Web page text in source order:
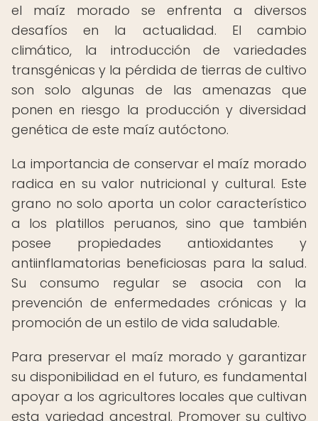
el maíz morado se enfrenta a diversos
desafíos en la actualidad. El cambio
climático, la introducción de variedades
transgénicas y la pérdida de tierras de cultivo
son solo algunas de las amenazas que
ponen en riesgo la producción y diversidad
genética de este maíz autóctono.
La importancia de conservar el maíz morado
radica en su valor nutricional y cultural. Este
grano no solo aporta un color característico
a los platillos peruanos, sino que también
posee propiedades antioxidantes y
antiinflamatorias beneficiosas para la salud.
Su consumo regular se asocia con la
prevención de enfermedades crónicas y la
promoción de un estilo de vida saludable.
Para preservar el maíz morado y garantizar
su disponibilidad en el futuro, es fundamental
apoyar a los agricultores locales que cultivan
esta variedad ancestral. Promover su cultivo